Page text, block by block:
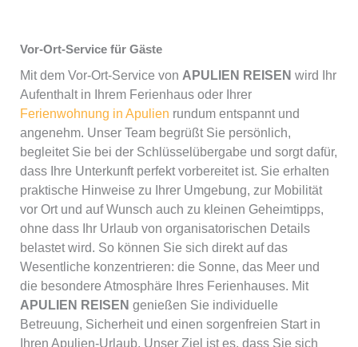
Vor-Ort-Service für Gäste
Mit dem Vor-Ort-Service von APULIEN REISEN wird Ihr
Aufenthalt in Ihrem Ferienhaus oder Ihrer
Ferienwohnung in Apulien rundum entspannt und
angenehm. Unser Team begrüßt Sie persönlich,
begleitet Sie bei der Schlüsselübergabe und sorgt dafür,
dass Ihre Unterkunft perfekt vorbereitet ist. Sie erhalten
praktische Hinweise zu Ihrer Umgebung, zur Mobilität
vor Ort und auf Wunsch auch zu kleinen Geheimtipps,
ohne dass Ihr Urlaub von organisatorischen Details
belastet wird. So können Sie sich direkt auf das
Wesentliche konzentrieren: die Sonne, das Meer und
die besondere Atmosphäre Ihres Ferienhauses. Mit
APULIEN REISEN genießen Sie individuelle
Betreuung, Sicherheit und einen sorgenfreien Start in
Ihren Apulien-Urlaub. Unser Ziel ist es, dass Sie sich